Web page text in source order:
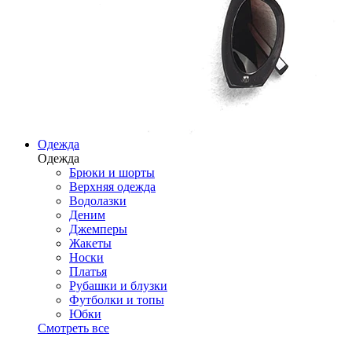
Одежда
Одежда
Брюки и шорты
Верхняя одежда
Водолазки
Деним
Джемперы
Жакеты
Носки
Платья
Рубашки и блузки
Футболки и топы
Юбки
Смотреть все